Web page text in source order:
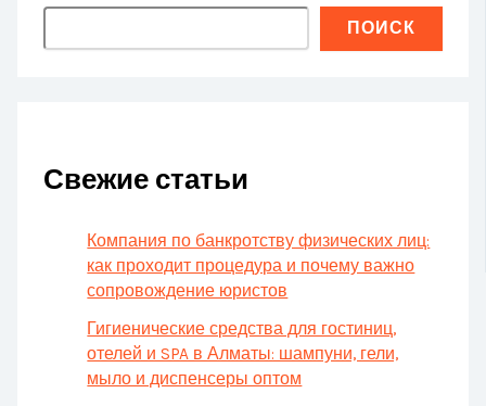
ПОИСК
Свежие статьи
Компания по банкротству физических лиц:
как проходит процедура и почему важно
сопровождение юристов
Гигиенические средства для гостиниц,
отелей и SPA в Алматы: шампуни, гели,
мыло и диспенсеры оптом